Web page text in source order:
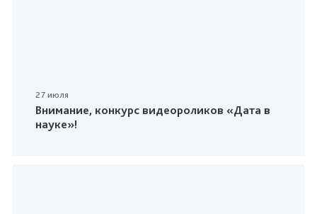
27 июля
Внимание, конкурс видеороликов «Дата в
науке»!